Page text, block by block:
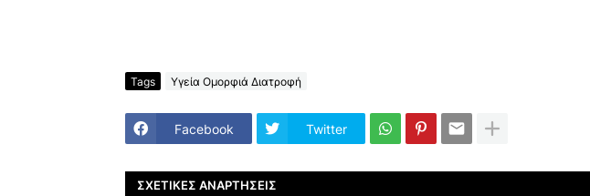
Tags Υγεία Ομορφιά Διατροφή
Facebook Twitter
ΣΧΕΤΙΚΈΣ ΑΝΑΡΤΉΣΕΙΣ